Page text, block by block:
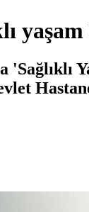
'Sağlıklı